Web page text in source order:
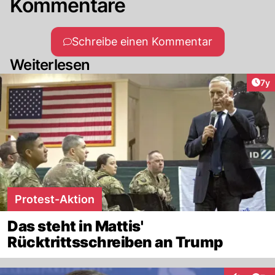
Kommentare
Schreibe einen Kommentar
Weiterlesen
7y
Protest-Aktion
Das steht in Mattis'
Rücktrittsschreiben an Trump